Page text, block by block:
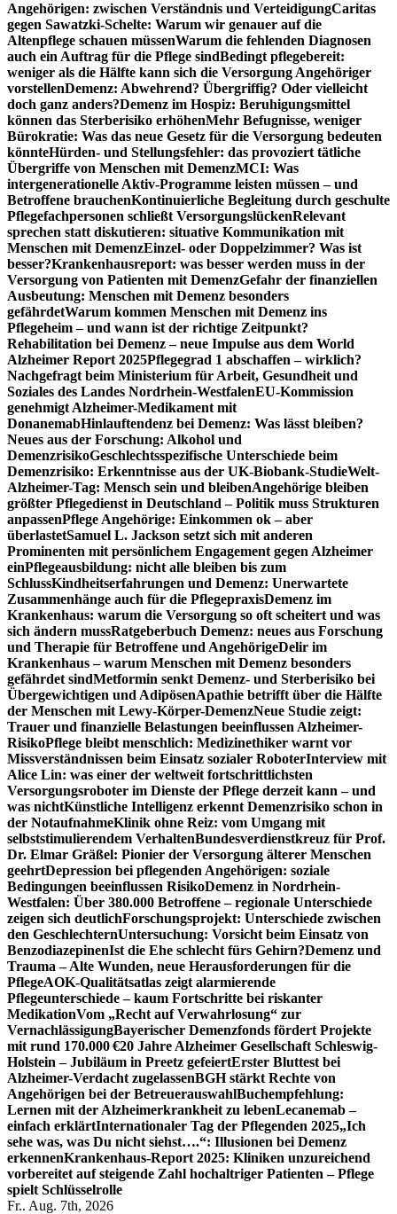
Angehörigen: zwischen Verständnis und VerteidigungCaritas
gegen Sawatzki-Schelte: Warum wir genauer auf die
Altenpflege schauen müssenWarum die fehlenden Diagnosen
auch ein Auftrag für die Pflege sindBedingt pflegebereit:
weniger als die Hälfte kann sich die Versorgung Angehöriger
vorstellenDemenz: Abwehrend? Übergriffig? Oder vielleicht
doch ganz anders?Demenz im Hospiz: Beruhigungsmittel
können das Sterberisiko erhöhenMehr Befugnisse, weniger
Bürokratie: Was das neue Gesetz für die Versorgung bedeuten
könnteHürden- und Stellungsfehler: das provoziert tätliche
Übergriffe von Menschen mit DemenzMCI: Was
intergenerationelle Aktiv-Programme leisten müssen – und
Betroffene brauchenKontinuierliche Begleitung durch geschulte
Pflegefachpersonen schließt VersorgungslückenRelevant
sprechen statt diskutieren: situative Kommunikation mit
Menschen mit DemenzEinzel- oder Doppelzimmer? Was ist
besser?Krankenhausreport: was besser werden muss in der
Versorgung von Patienten mit DemenzGefahr der finanziellen
Ausbeutung: Menschen mit Demenz besonders
gefährdetWarum kommen Menschen mit Demenz ins
Pflegeheim – und wann ist der richtige Zeitpunkt?
Rehabilitation bei Demenz – neue Impulse aus dem World
Alzheimer Report 2025Pflegegrad 1 abschaffen – wirklich?
Nachgefragt beim Ministerium für Arbeit, Gesundheit und
Soziales des Landes Nordrhein-WestfalenEU-Kommission
genehmigt Alzheimer-Medikament mit
DonanemabHinlauftendenz bei Demenz: Was lässt bleiben?
Neues aus der Forschung: Alkohol und
DemenzrisikoGeschlechtsspezifische Unterschiede beim
Demenzrisiko: Erkenntnisse aus der UK-Biobank-StudieWelt-
Alzheimer-Tag: Mensch sein und bleibenAngehörige bleiben
größter Pflegedienst in Deutschland – Politik muss Strukturen
anpassenPflege Angehörige: Einkommen ok – aber
überlastetSamuel L. Jackson setzt sich mit anderen
Prominenten mit persönlichem Engagement gegen Alzheimer
einPflegeausbildung: nicht alle bleiben bis zum
SchlussKindheitserfahrungen und Demenz: Unerwartete
Zusammenhänge auch für die PflegepraxisDemenz im
Krankenhaus: warum die Versorgung so oft scheitert und was
sich ändern mussRatgeberbuch Demenz: neues aus Forschung
und Therapie für Betroffene und AngehörigeDelir im
Krankenhaus – warum Menschen mit Demenz besonders
gefährdet sindMetformin senkt Demenz- und Sterberisiko bei
Übergewichtigen und AdipösenApathie betrifft über die Hälfte
der Menschen mit Lewy-Körper-DemenzNeue Studie zeigt:
Trauer und finanzielle Belastungen beeinflussen Alzheimer-
RisikoPflege bleibt menschlich: Medizinethiker warnt vor
Missverständnissen beim Einsatz sozialer RoboterInterview mit
Alice Lin: was einer der weltweit fortschrittlichsten
Versorgungsroboter im Dienste der Pflege derzeit kann – und
was nichtKünstliche Intelligenz erkennt Demenzrisiko schon in
der NotaufnahmeKlinik ohne Reiz: vom Umgang mit
selbststimulierendem VerhaltenBundesverdienstkreuz für Prof.
Dr. Elmar Gräßel: Pionier der Versorgung älterer Menschen
geehrtDepression bei pflegenden Angehörigen: soziale
Bedingungen beeinflussen RisikoDemenz in Nordrhein-
Westfalen: Über 380.000 Betroffene – regionale Unterschiede
zeigen sich deutlichForschungsprojekt: Unterschiede zwischen
den GeschlechternUntersuchung: Vorsicht beim Einsatz von
BenzodiazepinenIst die Ehe schlecht fürs Gehirn?Demenz und
Trauma – Alte Wunden, neue Herausforderungen für die
PflegeAOK-Qualitätsatlas zeigt alarmierende
Pflegeunterschiede – kaum Fortschritte bei riskanter
MedikationVom „Recht auf Verwahrlosung“ zur
VernachlässigungBayerischer Demenzfonds fördert Projekte
mit rund 170.000 €20 Jahre Alzheimer Gesellschaft Schleswig-
Holstein – Jubiläum in Preetz gefeiertErster Bluttest bei
Alzheimer-Verdacht zugelassenBGH stärkt Rechte von
Angehörigen bei der BetreuerauswahlBuchempfehlung:
Lernen mit der Alzheimerkrankheit zu lebenLecanemab –
einfach erklärtInternationaler Tag der Pflegenden 2025„Ich
sehe was, was Du nicht siehst….“: Illusionen bei Demenz
erkennenKrankenhaus-Report 2025: Kliniken unzureichend
vorbereitet auf steigende Zahl hochaltriger Patienten – Pflege
spielt Schlüsselrolle
Fr.. Aug. 7th, 2026